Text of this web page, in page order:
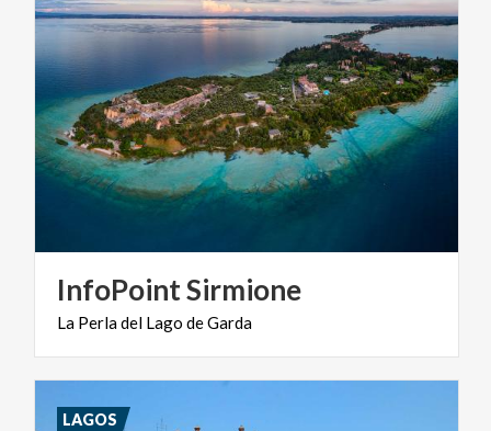
InfoPointSirmione
La Perladel Lago deGarda
LAGOS